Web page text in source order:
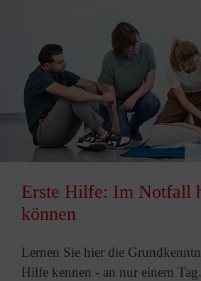
Erste Hilfe: Im Notfall
können
Lernen Sie hier die
Hilfe kennen - an nur einem Tag.